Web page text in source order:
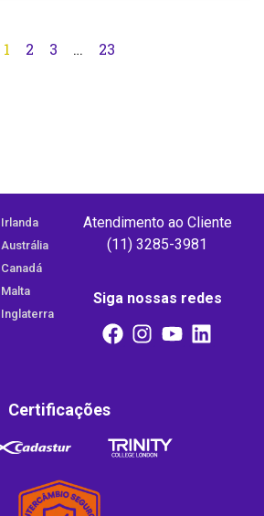
1 2 3 … 23
Irlanda
Austrália
Canadá
Malta
Inglaterra
Atendimento ao Cliente
(11) 3285-3981
Siga nossas redes
Certificações